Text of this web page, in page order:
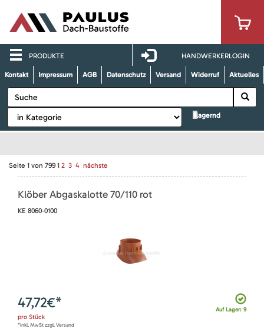
PRODUKTE HANDWERKERLOGIN
Kontakt Impressum AGB Datenschutz Versand Widerruf Aktuelles
lagernd
Seite 1 von 799 1 2 3 4 nächste
Klöber Abgaskalotte 70/110 rot
KE 8060-0100
Auf Lager: 9
47,72€*
pro Stück
*inkl. MwSt zzgl. Versand